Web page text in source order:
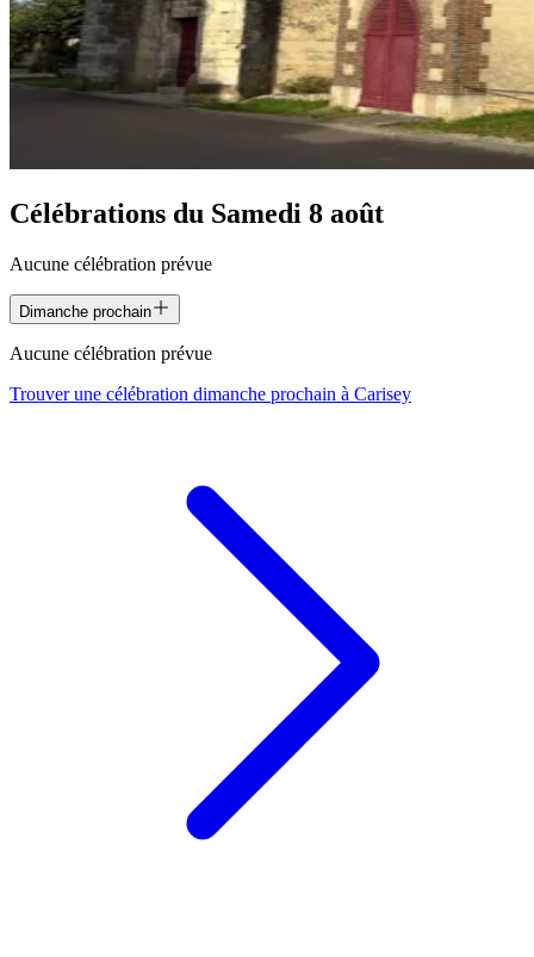
Célébrations du Samedi 8 août
Aucune célébration prévue
Dimanche prochain
Aucune célébration prévue
Trouver une célébration dimanche prochain à Carisey